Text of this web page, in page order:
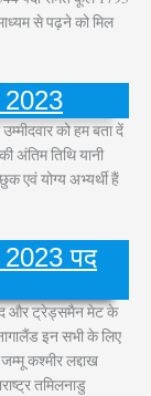
से पढ़ने को मिल
को हम बता दें
अंतिम तिथि यानी
एवं योग्य अभ्यर्थी हैं
पद
पद और ट्रेड्समैन मेट के
इन सभी के लिए
कश्मीर लद्दाख
तमिलनाडु